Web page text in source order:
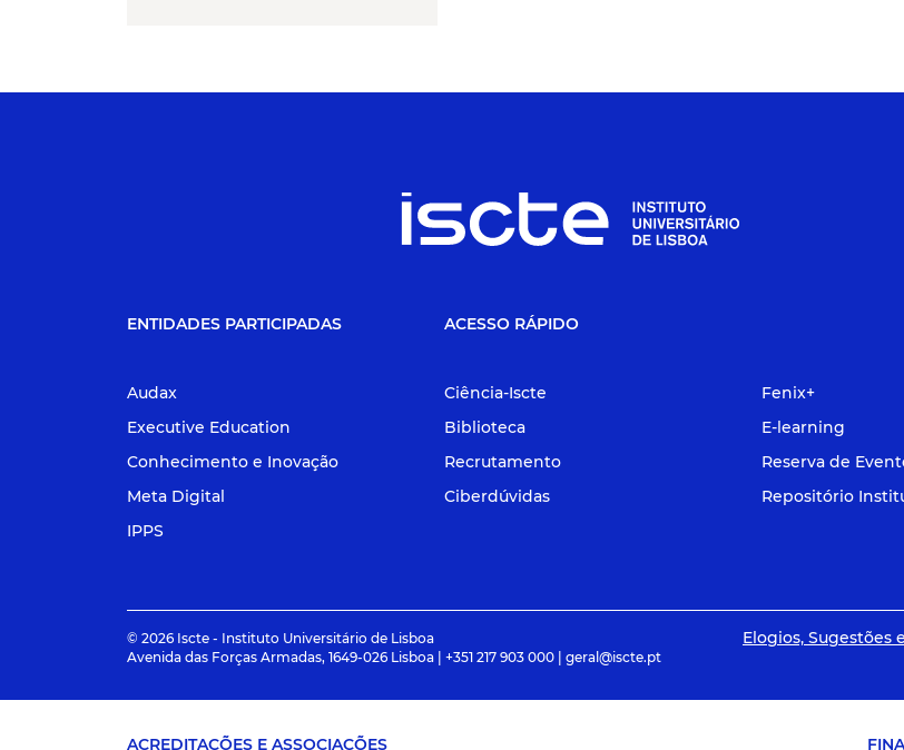
ENTIDADES PARTICIPADAS
Audax
Executive Education
Conhecimento e Inovação
Meta Digital
IPPS
ACESSO RÁPIDO
Ciência-Iscte
Biblioteca
Recrutamento
Ciberdúvidas
Fenix+
E-learning
Reserva de
Repositório
© 2026 Iscte - Instituto Universitário de Lisboa
Avenida das Forças Armadas, 1649-026 Lisboa | +351 217 903 000 | geral@iscte.pt
Elogios, Sugestões
ACREDITAÇÕES E ASSOCIAÇÕES